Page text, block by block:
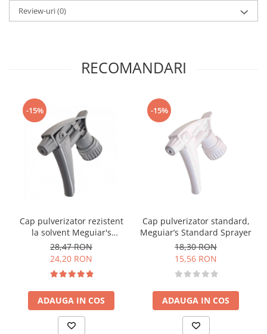
Review-uri(0)
RECOMANDARI
-15%
Cap pulverizator rezistent
la solvent Meguiar's
Chemical Resistant Sprayer
28,47 RON
24,20 RON
ADAUGA IN COS
-15%
Cap pulverizator standard,
Meguiar’s Standard Sprayer
18,30 RON
15,56 RON
ADAUGA IN COS